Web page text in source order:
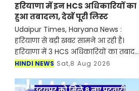
हरियाणा में इन HCS अधिकारियों का
हुआ तबादला, देखें पूरी लिस्ट
Udaipur Times, Haryana News :
हरियाणा से बड़ी खबर सामने आ रही है।
हरियाणा में 3 HCS अधिकारियों का तबादला
कर दिया गया है। सरकार ने नई नियुक्ति को
देखें आदेश...
HINDI NEWS Sat,8 Aug 2026